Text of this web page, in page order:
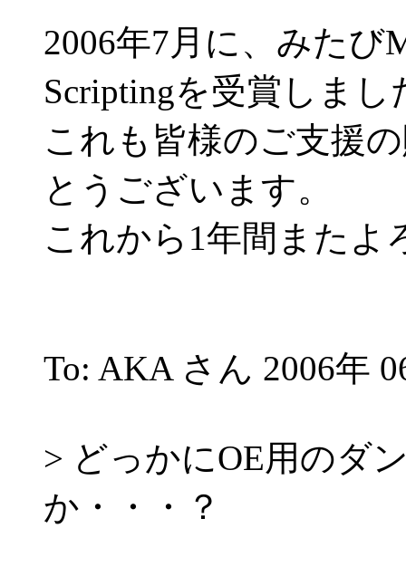
2006年7月に、みたび
Scriptingを受賞しまし
これも皆様のご支援
とうございます。
これから1年間またよ
To: AKA さん 2006年
> どっかにOE用のダ
か・・・？